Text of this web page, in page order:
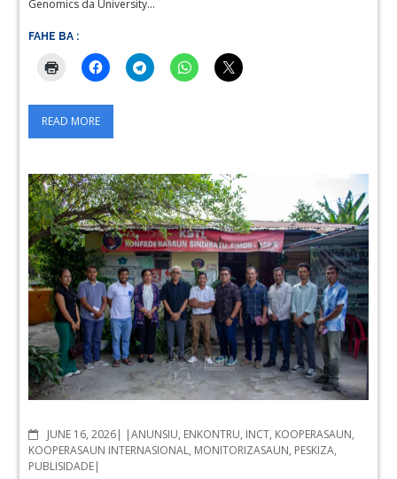
Genomics da University…
FAHE BA :
READ MORE
JUNE 16, 2026 COMMENTS
ANUNSIU, ENKONTRU, INCT, KOOPERASAUN,
KOOPERASAUN INTERNASIONAL, MONITORIZASAUN, PESKIZA,
PUBLISIDADE